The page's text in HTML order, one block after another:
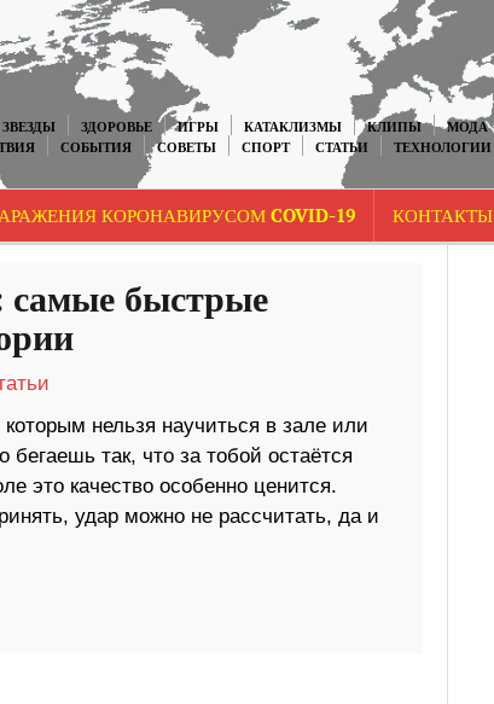
ЗВЕЗДЫ ЗДОРОВЬЕ ИГРЫ КАТАКЛИЗМЫ КЛИПЫ МОДА
СОБЫТИЯ СОВЕТЫ СПОРТ СТАТЬИ ТЕХНОЛОГИИ
КОРОНАВИРУСОМ COVID-19 КОНТАКТЫ
самые быстрые
нельзя научиться в зале или
бегаешь так, что за тобой остаётся
это качество особенно ценится.
удар можно не рассчитать, да и